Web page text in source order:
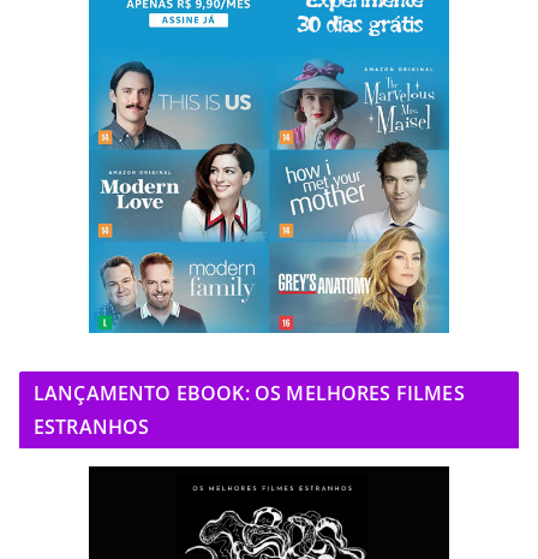
LANÇAMENTO EBOOK: OS MELHORES FILMES
ESTRANHOS